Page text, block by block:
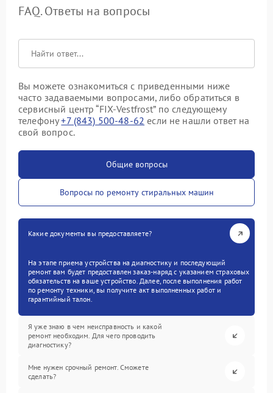
FAQ. Ответы на вопросы
Вы можете ознакомиться с приведенными ниже
часто задаваемыми вопросами, либо обратиться в
сервисный центр “FIX-Vestfrost” по следующему
телефону+7 (843) 500-48-62 если не нашли ответ на
свой вопрос.
Общие вопросы
Вопросы по ремонту стиральных машин
Какие документы вы предоставляете?
На этапе приема устройства на диагностику и последующий
ремонт вам будет предоставлен заказ-наряд с указанием страховых
обязательств на ваше устройство. Далее, после выполнения работ
по ремонту техники, вы получите акт выполненных работ и
гарантийный талон.
Я уже знаю в чем неисправность и какой
ремонт необходим. Для чего проводить
диагностику?
Мне нужен срочный ремонт. Сможете
сделать?